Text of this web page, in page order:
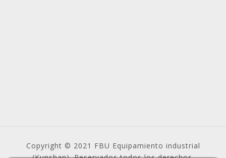
Copyright © 2021 FBU Equipamiento industrial